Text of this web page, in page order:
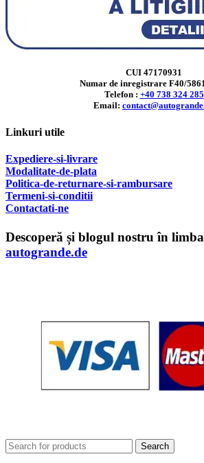
CUI 47170931
Numar de inregistrare F40/
Telefon : +40 738 324 285
Email:
Linkuri utile
Expediere-si-livrare
Modalitate-de-plata
Politica-de-returnare-si-rambursare
Termeni-si-conditii
Contactati-ne
Descoperă și blogul nostru în
autogrande.de
Search